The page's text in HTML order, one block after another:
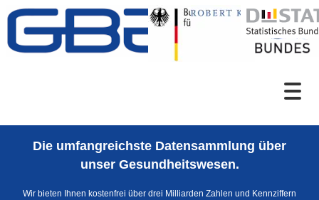
Zum Inhalt
Sprachumschaltung
Die umfangreichste Datensammlung über
unser Gesundheitswesen.
Wir bieten Ihnen kostenfrei über drei Milliarden Zahlen und Kennziffern